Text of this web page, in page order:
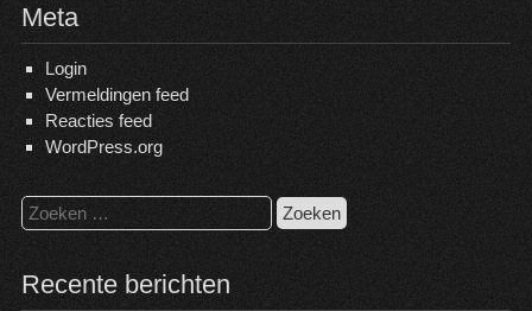
Meta
Login
Vermeldingen feed
Reacties feed
WordPress.org
Zoeken
naar:
Recente berichten